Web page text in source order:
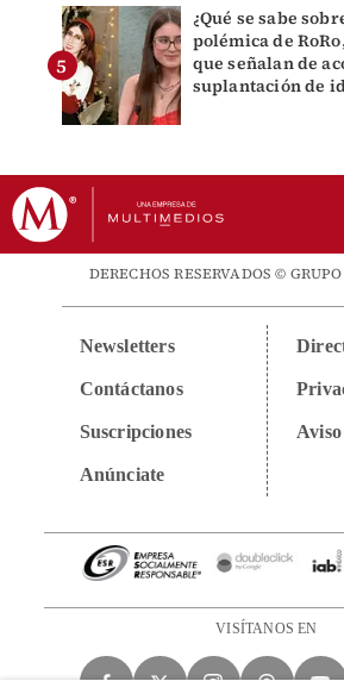
¿Qué se sabe
polémica de
que señalan de
suplantación de
DERECHOS RESERVADOS ©
Newsletters
Contáctanos
Suscripciones
Anúnciate
VISÍTANOS EN